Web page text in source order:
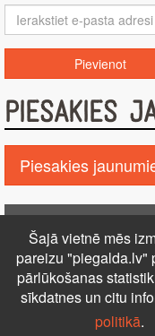
PIESAKIES
Piesakies
Kontakti
PRIVĀTUMA
© 2026
Šajā vietnē mēs
pareizu "piegalda.lv"
pārlūkošanas
sīkdatnes un citu
politikā.